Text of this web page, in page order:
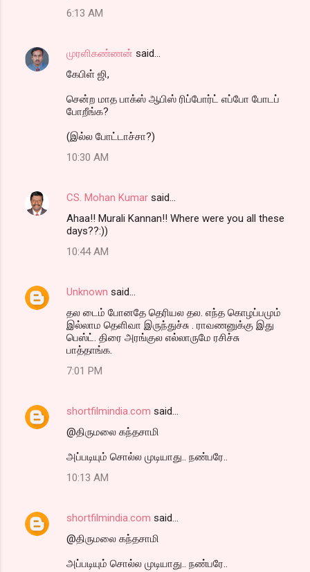
6:13 AM
முரளிகண்ணன் said…
கேபிள் ஜி,
சென்ற மாத பாக்ஸ் ஆபிஸ் ரிப்போர்ட் எப்போ போடப்
போறீங்க?
(இல்ல போட்டாச்சா?)
10:30 AM
CS. Mohan Kumar said…
Ahaa!! Murali Kannan!! Where were you all these
days??:))
10:44 AM
Unknown said…
தல டைம் போனதே தெரியல தல. எந்த கொழப்பமும்
இல்லாம தெளிவா இருந்துச்சு . ராவணனுக்கு இது
பெஸ்ட். திரை அரங்குல எல்லாருமே ரசிச்சு
பாத்தாங்க.
7:01 PM
shortfilmindia.com said…
@திருமலை கந்தசாமி
அப்படியும் சொல்ல முடியாது.. நண்பரே..
10:13 AM
shortfilmindia.com said…
@திருமலை கந்தசாமி
அப்படியும் சொல்ல முடியாது.. நண்பரே..